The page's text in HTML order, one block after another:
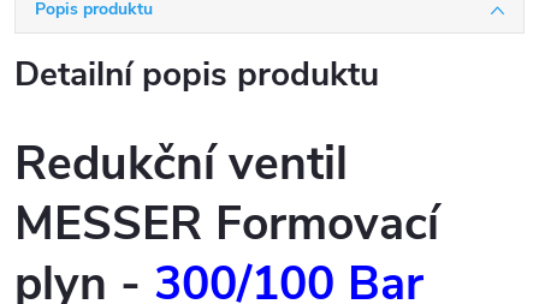
Popis produktu
Detailní popis produktu
Redukční ventil
MESSER Formovací
plyn - 300/100 Bar